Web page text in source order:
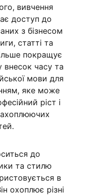
вивчення
доступ до
з бізнесом
статті та
покращує
внесок часу та
мови для
яке може
ріст і
до
та стилю
в
охоплює різні